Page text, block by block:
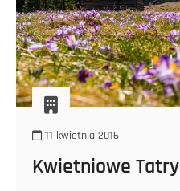
11 kwietnia 2016
Kwietniowe Tatry